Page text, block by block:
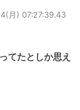
月) 07:27:39.43
てたとしか思え